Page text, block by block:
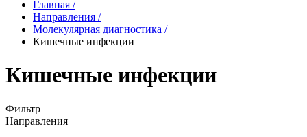
Главная /
Направления /
Молекулярная диагностика /
Кишечные инфекции
Кишечные инфекции
Фильтр
Направления